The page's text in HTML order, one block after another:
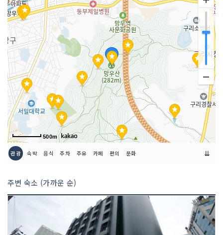
500m
관광 숙박 음식 주차 주유 카페 편의 문화 ⇊
주변 숙소 (가까운 순)